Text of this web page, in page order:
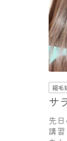
縮毛
サ
先
講